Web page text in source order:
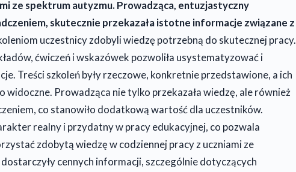
ze spektrum autyzmu. Prowadząca, entuzjastyczny
skutecznie przekazała istotne informacje związane z
uczestnicy zdobyli wiedzę potrzebną do skutecznej pracy.
ćwiczeń i wskazówek pozwoliła usystematyzować i
Treści szkoleń były rzeczowe, konkretnie przedstawione, a ich
widoczne. Prowadząca nie tylko przekazała wiedzę, ale również
co stanowiło dodatkową wartość dla uczestników.
realny i przydatny w pracy edukacyjnej, co pozwala
zdobytą wiedzę w codziennej pracy z uczniami ze
cennych informacji, szczególnie dotyczących